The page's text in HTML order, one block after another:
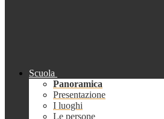
Scuola
Panoramica
Presentazione
I luoghi
Le persone